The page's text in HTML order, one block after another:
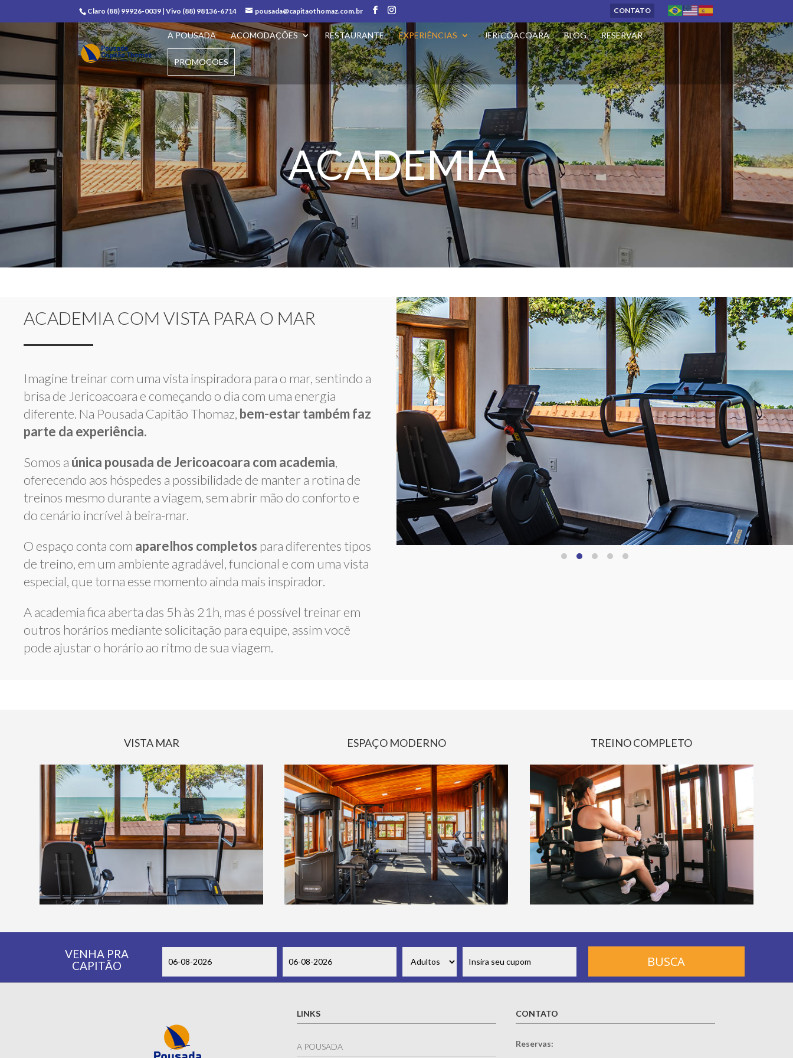
Claro (88) 99926-0039 | Vivo (88) 98136-6714 pousada@capitaothomaz.com.br CONTATO
A POUSADA ACOMODAÇÕES RESTAURANTE EXPERIÊNCIAS JERICOACOARA BLOG RESERVAR
PROMOÇÕES
ACADEMIA
ACADEMIA COM VISTA PARA O MAR
Imagine treinar com uma vista inspiradora para o mar, sentindo a
brisa de Jericoacoara e começando o dia com uma energia
diferente. Na Pousada Capitão Thomaz, bem-estar também faz
parte da experiência.
Somos a única pousada de Jericoacoara com academia,
oferecendo aos hóspedes a possibilidade de manter a rotina de
treinos mesmo durante a viagem, sem abrir mão do conforto e
do cenário incrível à beira-mar.
O espaço conta com aparelhos completos para diferentes tipos
de treino, em um ambiente agradável, funcional e com uma vista
especial, que torna esse momento ainda mais inspirador.
A academia fica aberta das 5h às 21h, mas é possível treinar em
outros horários mediante solicitação para equipe, assim você
pode ajustar o horário ao ritmo de sua viagem.
VISTA MAR ESPAÇO MODERNO TREINO COMPLETO
VENHA PRA
CAPITÃO
LINKS
A POUSADA
CONTATO
Reservas: